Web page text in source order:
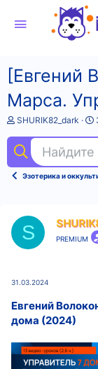
[Евгений
Марса.
А
т
о
т
SHURIK82_dark
Эзотерика и
S PREMIUM
31.03.2024
Евгений
дома (2024)